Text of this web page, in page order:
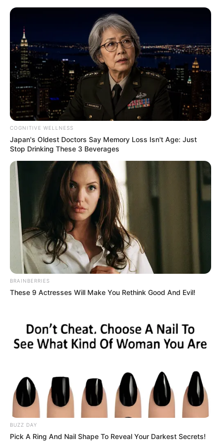
MENU
GENESIS 8×8 – RANPUR
IFV DENGAN TENAGA
HYBRID DIESEL LISTRIK
indomiliter 04/10/2020 Berita Matra Darat
Panser,Prototipe | 9 Comments
COGNITIVE WELLNESS
Japan's Oldest Doctors Say Memory Loss Isn't Age: Just
Stop Drinking These 3 Beverages
BRAINBERRIES
These 9 Actresses Will Make You Rethink Good And Evil!
BUZZ DAY
Pick A Ring And Nail Shape To Reveal Your Darkest Secrets!